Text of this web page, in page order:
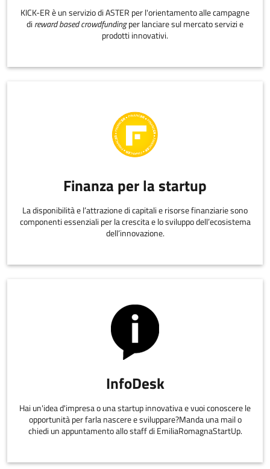
KICK-ER è un servizio di ASTER per l'orientamento alle campagne
di reward based crowdfundingper lanciare sul mercato servizi e
prodotti innovativi.
Finanza per la startup
La disponibilità e l’attrazione di capitali e risorse finanziarie sono
componenti essenziali per la crescita e lo sviluppo dell’ecosistema
dell’innovazione.
InfoDesk
Hai un'idea d'impresa o una startup innovativa e vuoi conoscere le
opportunità per farla nascere e sviluppare?Manda una mail o
chiedi un appuntamento allo staff di EmiliaRomagnaStartUp.